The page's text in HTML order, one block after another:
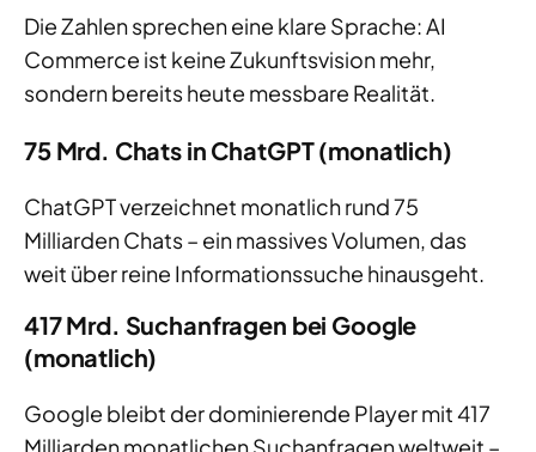
Die Zahlen sprechen eine klare Sprache: AI
Commerce ist keine Zukunftsvision mehr,
sondern bereits heute messbare Realität.
75 Mrd. Chats in ChatGPT (monatlich)
ChatGPT verzeichnet monatlich rund 75
Milliarden Chats – ein massives Volumen, das
weit über reine Informationssuche hinausgeht.
417 Mrd. Suchanfragen bei Google
(monatlich)
Google bleibt der dominierende Player mit 417
Milliarden monatlichen Suchanfragen weltweit –